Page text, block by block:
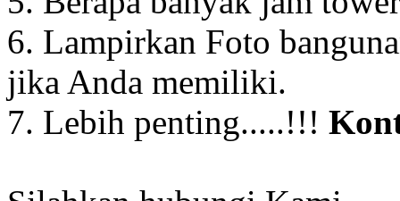
6. Lampirkan Foto
jika Anda memiliki.
7. Lebih penting.....!!!